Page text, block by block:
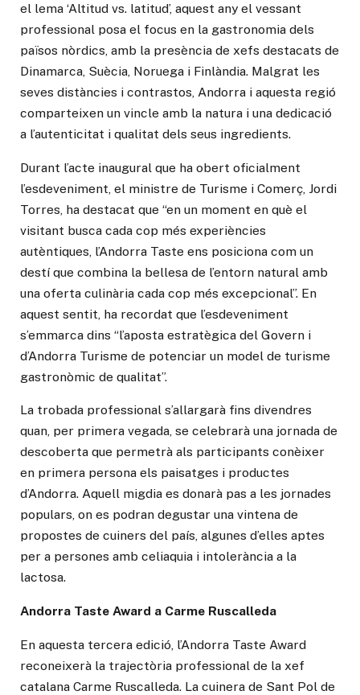
el lema ‘Altitud vs. latitud’, aquest any el vessant
professional posa el focus en la gastronomia dels
països nòrdics, amb la presència de xefs destacats de
Dinamarca, Suècia, Noruega i Finlàndia. Malgrat les
seves distàncies i contrastos, Andorra i aquesta regió
comparteixen un vincle amb la natura i una dedicació
a l’autenticitat i qualitat dels seus ingredients.
Durant l’acte inaugural que ha obert oficialment
l’esdeveniment, el ministre de Turisme i Comerç, Jordi
Torres, ha destacat que “en un moment en què el
visitant busca cada cop més experiències
autèntiques, l’Andorra Taste ens posiciona com un
destí que combina la bellesa de l’entorn natural amb
una oferta culinària cada cop més excepcional”. En
aquest sentit, ha recordat que l’esdeveniment
s’emmarca dins “l’aposta estratègica del Govern i
d’Andorra Turisme de potenciar un model de turisme
gastronòmic de qualitat”.
La trobada professional s’allargarà fins divendres
quan, per primera vegada, se celebrarà una jornada de
descoberta que permetrà als participants conèixer
en primera persona els paisatges i productes
d’Andorra. Aquell migdia es donarà pas a les jornades
populars, on es podran degustar una vintena de
propostes de cuiners del país, algunes d’elles aptes
per a persones amb celiaquia i intolerància a la
lactosa.
Andorra Taste Award a Carme Ruscalleda
En aquesta tercera edició, l’Andorra Taste Award
reconeixerà la trajectòria professional de la xef
catalana Carme Ruscalleda. La cuinera de Sant Pol de